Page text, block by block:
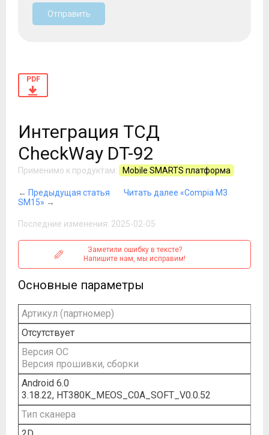
Отправить
PDF
Интеграция ТСД
CheckWay DT-92
Применимо к продуктам: Mobile SMARTS платформа
← Предыдущая статья
Читать далее «Compia M3
SM15» →
Последние изменения: 2025-02-05
Заметили ошибку в тексте?
Напишите нам, мы исправим!
Основные параметры
Артикул (партномер)
Отсутствует
Версия ОС
Версия прошивки, сборки
Android 6.0
3.18.22, HT380K_MEOS_C0A_SOFT_V0.0.52
Тип сканера